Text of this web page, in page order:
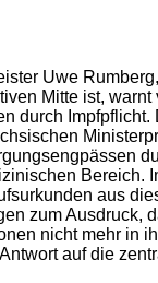
Uwe
Mitte ist, warnt
durch Impfpflicht.
Bereich.
aus
zum Ausdruck,
nicht mehr in
auf die